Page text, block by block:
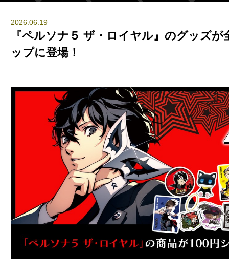
2026.06.19
『ペルソナ５ ザ・ロイヤル』のグッズが
ップに登場！